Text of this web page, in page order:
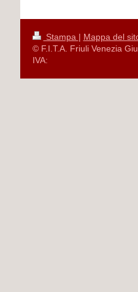
Stampa | Mappa del
© F.I.T.A. Friuli Venezia
IVA: